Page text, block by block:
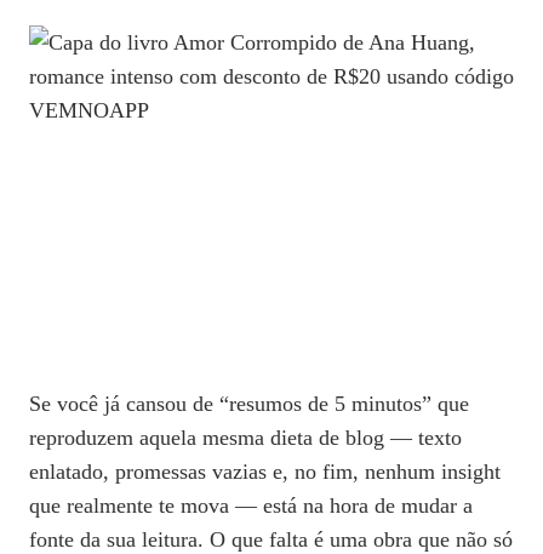
Se você já cansou de “resumos de 5 minutos” que
reproduzem aquela mesma dieta de blog — texto
enlatado, promessas vazias e, no fim, nenhum insight
que realmente te mova — está na hora de mudar a
fonte da sua leitura. O que falta é uma obra que não só